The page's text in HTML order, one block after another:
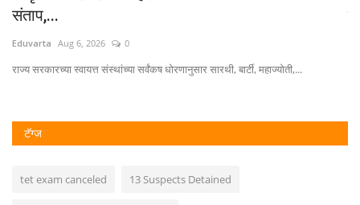
संताप,...
Eduvarta Aug 6, 2026 0
राज्य सरकारच्या स्वायत्त संस्थांच्या सर्वंकष धोरणानुसार सारथी, बार्टी, महाज्योती,...
टॅग्ज
tet exam canceled 13 Suspects Detained